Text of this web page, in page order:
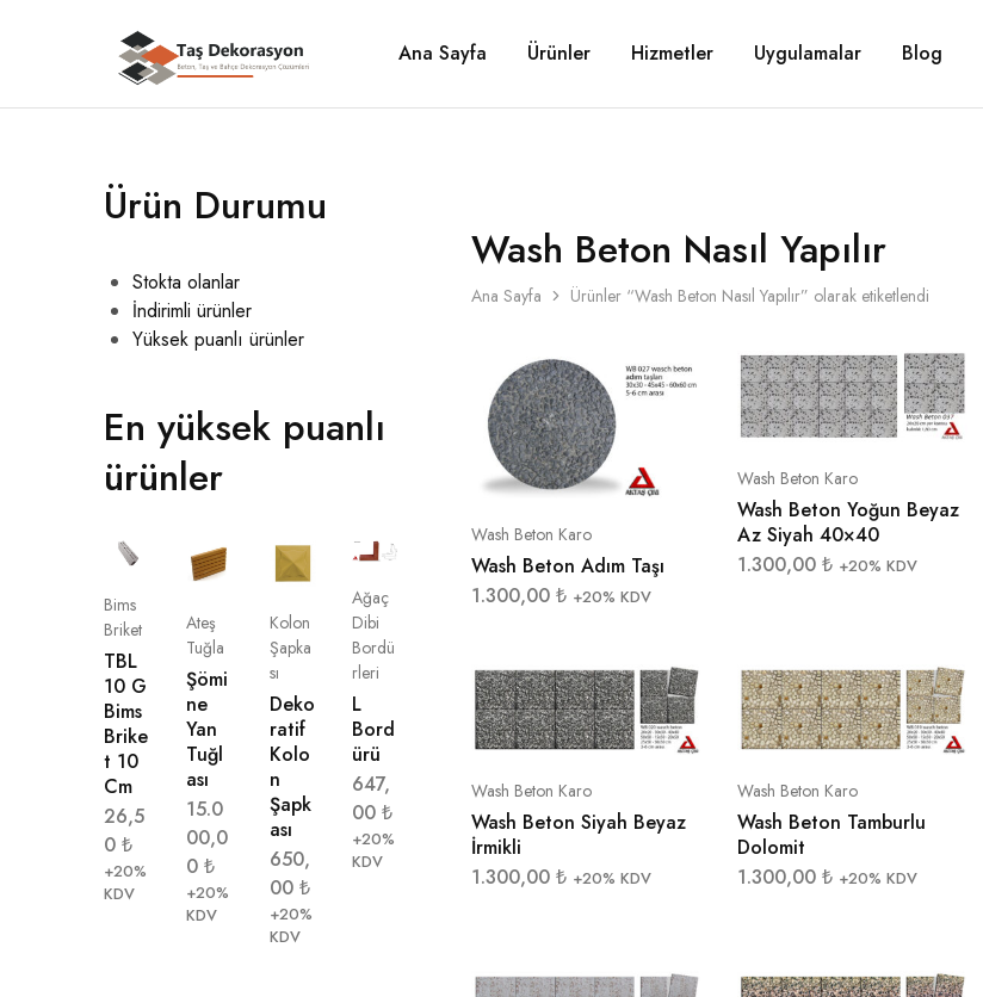
Taş
Dekorasyon
Beton,
Taş
Bahçe
Ana Sayfa Ürünler Hizmetler Uygulamalar Blog
Wash Beton Nasıl Yapılır
Ana Sayfa Ürünler “Wash Beton Nasıl Yapılır” olarak etiketlendi
Wash Beton Karo
Wash Beton Adım Taşı
1.300,00 ₺ +20% KDV
Wash Beton Karo
Wash Beton Yoğun Beyaz
Az Siyah 40×40
1.300,00 ₺ +20% KDV
Wash Beton Karo
Wash Beton Siyah Beyaz
İrmikli
1.300,00 ₺ +20% KDV
Wash Beton Karo
Wash Beton Tamburlu
Dolomit
1.300,00 ₺ +20% KDV
Ürün Durumu
Stokta olanlar
İndirimli ürünler
Yüksek puanlı ürünler
En yüksek puanlı
ürünler
Bims
Briket
TBL
10 G
Bims
Brike
t 10
Cm
26,5
0 ₺
+20%
KDV
Ateş
Tuğla
Şömi
ne
Yan
Tuğl
ası
15.0
00,0
0₺
+20%
KDV
Kolon
Şapka
sı
Deko
ratif
Kolo
n
Şapk
ası
650,
00 ₺
+20%
KDV
Ağaç
Dibi
Bordü
rleri
L
Bord
ürü
647,
00₺
+20%
KDV